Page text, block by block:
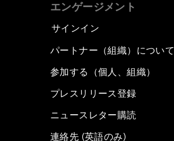
エンゲージメント
サインイン
パートナー（組織）について
参加する（個人、組織）
プレスリリース登録
ニュースレター購読
連絡先 (英語のみ)